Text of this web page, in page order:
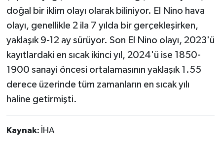
doğal bir iklim olayı olarak biliniyor. El Nino hava
olayı, genellikle 2 ila 7 yılda bir gerçekleşirken,
yaklaşık 9-12 ay sürüyor. Son El Nino olayı, 2023'ü
kayıtlardaki en sıcak ikinci yıl, 2024'ü ise 1850-
1900 sanayi öncesi ortalamasının yaklaşık 1.55
derece üzerinde tüm zamanların en sıcak yılı
haline getirmişti.
Kaynak: İHA